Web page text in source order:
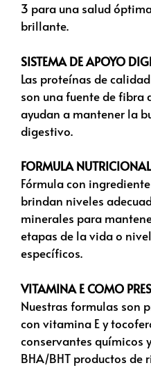
3 para una salud
brillante.
SISTEMA DE APOYO
Las proteínas de
son una fuente de fibra
ayudan a mantener la
digestivo.
FORMULA
Fórmula con
brindan niveles
minerales para
etapas de la vida o
específicos.
VITAMINA E COMO
Nuestras formulas son
con vitamina E y
conservantes químicos
BHA/BHT productos de